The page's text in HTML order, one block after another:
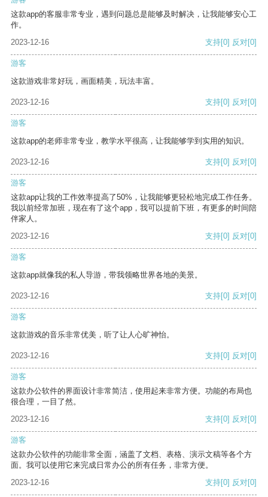
这款app的客服非常专业，遇到问题总是能够及时解决，让我能够安心工
作。
2023-12-16
支持[0] 反对[0]
游客
这款游戏非常好玩，画面精美，玩法丰富。
2023-12-16 支持[0] 反对[0]
游客
这款app的老师非常专业，教学水平很高，让我能够学到实用的知识。
2023-12-16 支持[0] 反对[0]
游客
这款app让我的工作效率提高了50%，让我能够更轻松地完成工作任务。
我以前经常加班，现在有了这个app，我可以提前下班，有更多的时间陪
伴家人。
2023-12-16
支持[0] 反对[0]
游客
这款app就像我的私人导游，带我领略世界各地的美景。
2023-12-16 支持[0] 反对[0]
游客
这款游戏的音乐非常优美，听了让人心旷神怡。
2023-12-16 支持[0] 反对[0]
游客
这款办公软件的界面设计非常简洁，使用起来非常方便。功能的布局也
很合理，一目了然。
2023-12-16
支持[0] 反对[0]
游客
这款办公软件的功能非常全面，涵盖了文档、表格、演示文稿等各个方
面。我可以使用它来完成日常办公的所有任务，非常方便。
2023-12-16
支持[0] 反对[0]